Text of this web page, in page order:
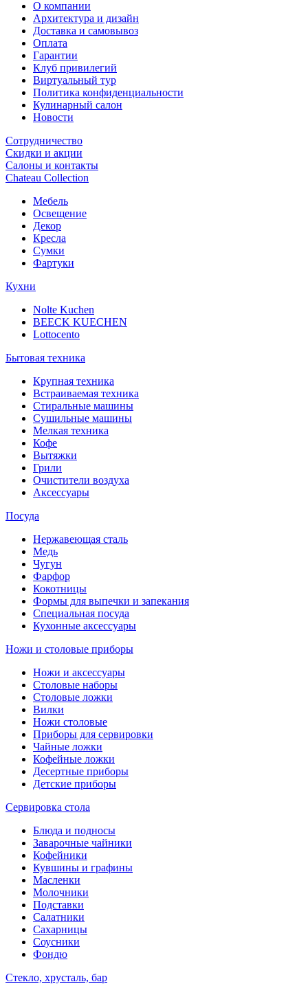
О компании
Архитектура и дизайн
Доставка и самовывоз
Оплата
Гарантии
Клуб привилегий
Виртуальный тур
Политика конфиденциальности
Кулинарный салон
Новости
Сотрудничество
Скидки и акции
Салоны и контакты
Chateau Collection
Мебель
Освещение
Декор
Кресла
Сумки
Фартуки
Кухни
Nolte Kuchen
BEECK KUECHEN
Lottocento
Бытовая техника
Крупная техника
Встраиваемая техника
Стиральные машины
Сушильные машины
Мелкая техника
Кофе
Вытяжки
Грили
Очистители воздуха
Аксессуары
Посуда
Нержавеющая сталь
Медь
Чугун
Фарфор
Кокотницы
Формы для выпечки и запекания
Специальная посуда
Кухонные аксессуары
Ножи и столовые приборы
Ножи и аксессуары
Столовые наборы
Столовые ложки
Вилки
Ножи столовые
Приборы для сервировки
Чайные ложки
Кофейные ложки
Десертные приборы
Детские приборы
Сервировка стола
Блюда и подносы
Заварочные чайники
Кофейники
Кувшины и графины
Масленки
Молочники
Подставки
Салатники
Сахарницы
Соусники
Фондю
Стекло, хрусталь, бар